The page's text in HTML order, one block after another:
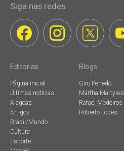
Siga nas redes
Editorias
Página inicial
Últimas notícias
Alagoas
Artigos
Brasil/Mundo
Cultura
Esporte
Blogs
Giro Penedo
Martha Martyres
Rafael Medeiros
Roberto Lopes